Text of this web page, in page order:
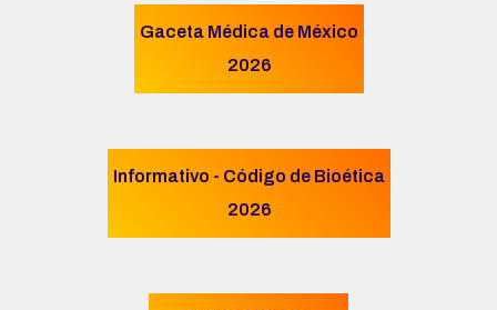
Gaceta Médica de México
2026
Informativo - Código de Bioética
2026